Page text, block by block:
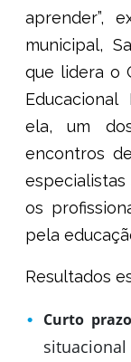
aprender”,
municipal,
que lidera o
Educacional
ela, um
encontros
os
pela
Resultados
Curto